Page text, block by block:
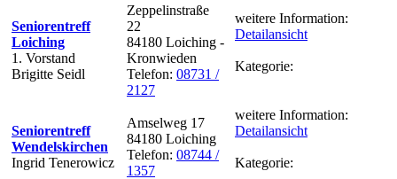
Seniorentreff
Loiching
1. Vorstand
Brigitte Seidl
Zeppelinstraße
22
84180 Loiching -
Kronwieden
Telefon: 08731 /
2127
weitere Information:
Detailansicht
Kategorie:
Seniorentreff
Wendelskirchen
Ingrid Tenerowicz
Amselweg 17
84180 Loiching
Telefon: 08744 /
1357
weitere Information:
Detailansicht
Kategorie: